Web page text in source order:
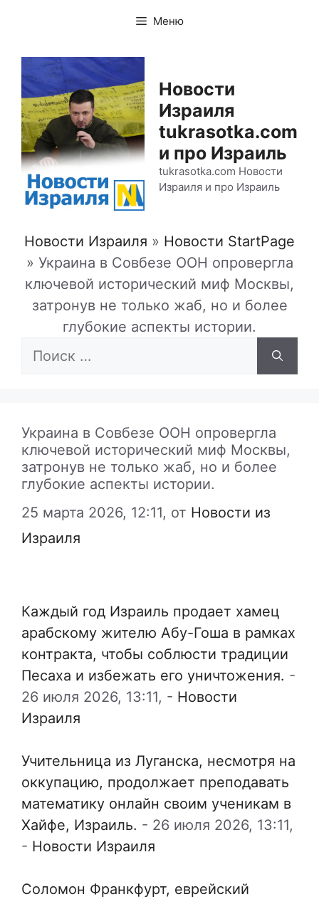
содержимому
Меню
Новости
Израиля
tukrasotka.com
и про Израиль
tukrasotka.com Новости
Израиля и про Израиль
Новости Израиля » Новости StartPage
» Украина в Совбезе ООН опровергла
ключевой исторический миф Москвы,
затронув не только жаб, но и более
глубокие аспекты истории.
Поиск:
Украина в Совбезе ООН опровергла
ключевой исторический миф Москвы,
затронув не только жаб, но и более
глубокие аспекты истории.
25 марта 2026, 12:11, от Новости из
Израиля
Каждый год Израиль продает хамец
арабскому жителю Абу-Гоша в рамках
контракта, чтобы соблюсти традиции
Песаха и избежать его уничтожения. -
26 июля 2026, 13:11, - Новости
Израиля
Учительница из Луганска, несмотря на
оккупацию, продолжает преподавать
математику онлайн своим ученикам в
Хайфе, Израиль. - 26 июля 2026, 13:11,
- Новости Израиля
Соломон Франкфурт, еврейский